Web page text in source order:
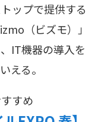
ップで提供する
（ビズモ）」
IT機器の導入を
える。
すめ